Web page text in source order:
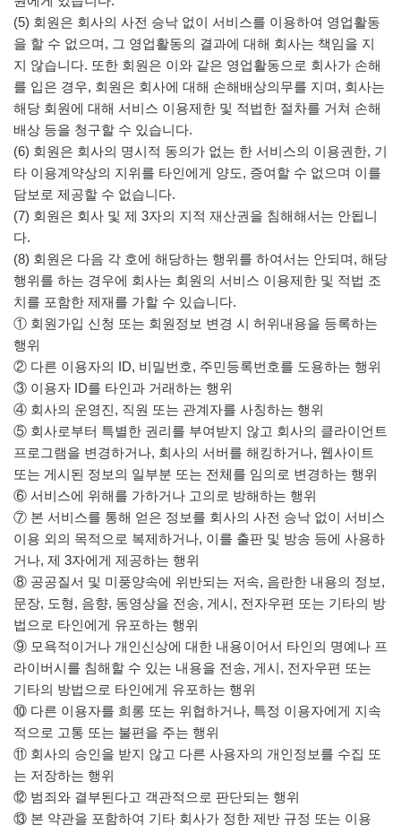
(5) 회원은 회사의 사전 승낙 없이 서비스를 이용하여 영업활동
을 할 수 없으며, 그 영업활동의 결과에 대해 회사는 책임을 지
지 않습니다. 또한 회원은 이와 같은 영업활동으로 회사가 손해
를 입은 경우, 회원은 회사에 대해 손해배상의무를 지며, 회사는
해당 회원에 대해 서비스 이용제한 및 적법한 절차를 거쳐 손해
배상 등을 청구할 수 있습니다.
(6) 회원은 회사의 명시적 동의가 없는 한 서비스의 이용권한, 기
타 이용계약상의 지위를 타인에게 양도, 증여할 수 없으며 이를
담보로 제공할 수 없습니다.
(7) 회원은 회사 및 제 3자의 지적 재산권을 침해해서는 안됩니
다.
(8) 회원은 다음 각 호에 해당하는 행위를 하여서는 안되며, 해당
행위를 하는 경우에 회사는 회원의 서비스 이용제한 및 적법 조
치를 포함한 제재를 가할 수 있습니다.
① 회원가입 신청 또는 회원정보 변경 시 허위내용을 등록하는
행위
② 다른 이용자의 ID, 비밀번호, 주민등록번호를 도용하는 행위
③ 이용자 ID를 타인과 거래하는 행위
④ 회사의 운영진, 직원 또는 관계자를 사칭하는 행위
⑤ 회사로부터 특별한 권리를 부여받지 않고 회사의 클라이언트
프로그램을 변경하거나, 회사의 서버를 해킹하거나, 웹사이트
또는 게시된 정보의 일부분 또는 전체를 임의로 변경하는 행위
⑥ 서비스에 위해를 가하거나 고의로 방해하는 행위
⑦ 본 서비스를 통해 얻은 정보를 회사의 사전 승낙 없이 서비스
이용 외의 목적으로 복제하거나, 이를 출판 및 방송 등에 사용하
거나, 제 3자에게 제공하는 행위
⑧ 공공질서 및 미풍양속에 위반되는 저속, 음란한 내용의 정보,
문장, 도형, 음향, 동영상을 전송, 게시, 전자우편 또는 기타의 방
법으로 타인에게 유포하는 행위
⑨ 모욕적이거나 개인신상에 대한 내용이어서 타인의 명예나 프
라이버시를 침해할 수 있는 내용을 전송, 게시, 전자우편 또는
기타의 방법으로 타인에게 유포하는 행위
⑩ 다른 이용자를 희롱 또는 위협하거나, 특정 이용자에게 지속
적으로 고통 또는 불편을 주는 행위
⑪ 회사의 승인을 받지 않고 다른 사용자의 개인정보를 수집 또
는 저장하는 행위
⑫ 범죄와 결부된다고 객관적으로 판단되는 행위
⑬ 본 약관을 포함하여 기타 회사가 정한 제반 규정 또는 이용